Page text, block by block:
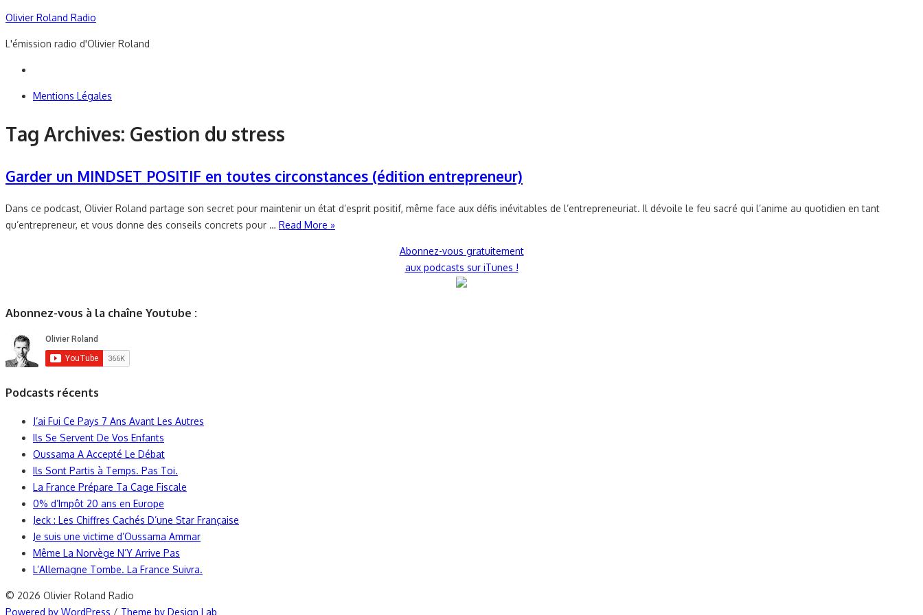
Skip
content
Olivier Roland Radio
L'émission radio d'Olivier Roland
Mentions Légales
Tag Archives: Gestion du stress
Garder un MINDSET POSITIF en toutes circonstances (édition entrepreneur)
Dans ce podcast, Olivier Roland partage son secret pour maintenir un état d’esprit positif, même face aux défis inévitables de l’entrepreneuriat. Il dévoile le feu sacré qui l’anime au quotidien en tant
qu’entrepreneur, et vous donne des conseils concrets pour … Read More »
Abonnez-vous gratuitement
aux podcasts sur iTunes !
Abonnez-vous à la chaîne Youtube :
Podcasts récents
J’ai Fui Ce Pays 7 Ans Avant Les Autres
Ils Se Servent De Vos Enfants
Oussama A Accepté Le Débat
Ils Sont Partis à Temps. Pas Toi.
La France Prépare Ta Cage Fiscale
0% d’Impôt 20 ans en Europe
Jeck : Les Chiffres Cachés D’une Star Française
Je suis une victime d’Oussama Ammar
Même La Norvège N’Y Arrive Pas
L’Allemagne Tombe. La France Suivra.
© 2026 Olivier Roland Radio
Powered by WordPress / Theme by Design Lab